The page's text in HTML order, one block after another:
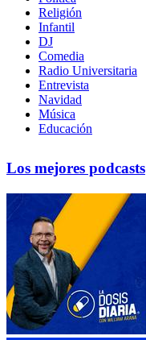
Religión
Infantil
DJ
Comedia
Radio Universitaria
Entrevista
Navidad
Música
Educación
Los mejores podcasts